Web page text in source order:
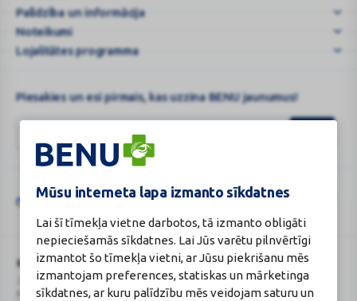
Mūsu interneta lapa izmanto sīkdatnes
Lai šī tīmekļa vietne darbotos, tā izmanto obligāti
nepieciešamās sīkdatnes. Lai Jūs varētu pilnvērtīgi
izmantot šo tīmekļa vietni, ar Jūsu piekrišanu mēs
izmantojam preferences, statiskas un mārketinga
sīkdatnes, ar kuru palīdzību mēs veidojam saturu un
|
BENU.LV
–
Palīdzība un informācija
Noteikumi
Lojalitātes programma
Piesakies un esi pirmais, kas uzzina BENU jaunumus!
Google
reCAPTCHA
Šo vietni aizsargā „reCAPTCHA“, un uz to attiecas „Google“
BENU Aptieka Latvija, SIA
Juridiskā adrese / Faktiskā adrese:
Noliktavu iela 5, Dreiliņi, Stopiņu
Licence
Licences numurs: A00010
E-aptiekas kontakti